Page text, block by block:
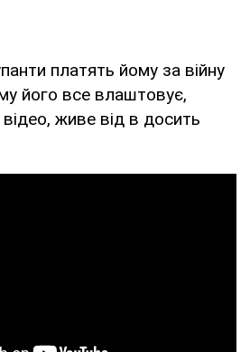
платять йому за війну
його все влаштовує,
живе від в досить